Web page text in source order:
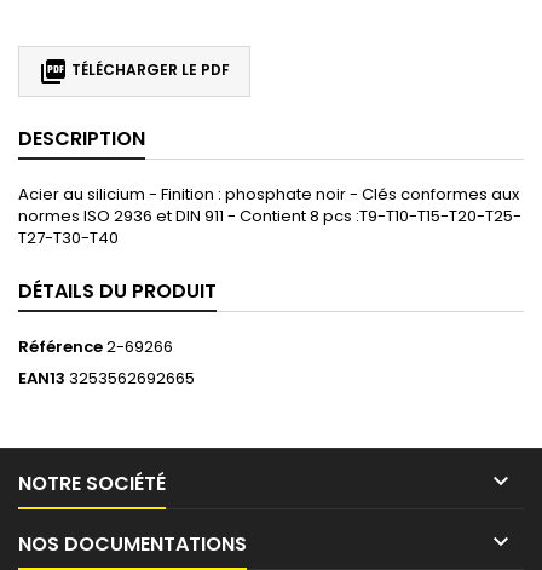
 TÉLÉCHARGER LE PDF
DESCRIPTION
Acier au silicium - Finition : phosphate noir - Clés conformes aux
normes ISO 2936 et DIN 911 - Contient 8 pcs :T9-T10-T15-T20-T25-
T27-T30-T40
DÉTAILS DU PRODUIT
Référence2-69266
EAN13 3253562692665
NOTRE SOCIÉTÉ 
NOS DOCUMENTATIONS 